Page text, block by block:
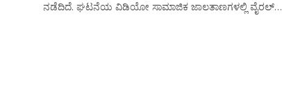
ನಡೆದಿದೆ. ಘಟನೆಯ ವಿಡಿಯೋ ಸಾಮಾಜಿಕ ಜಾಲತಾಣಗಳಲ್ಲಿ ವೈರಲ್…